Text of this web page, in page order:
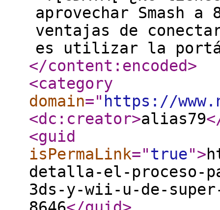
aprovechar Smash
ventajas de
es utilizar la
</content:encoded>
<category
domain=" https://
<dc:creator>alias79
<guid
isPermaLink="true">
detalla-el-proceso-
3ds-y-wii-u-de-